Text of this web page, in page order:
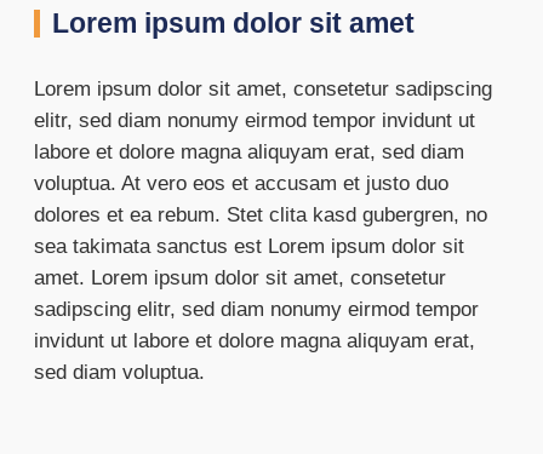
Lorem ipsum dolor sit amet
Lorem ipsum dolor sit amet, consetetur sadipscing
elitr, sed diam nonumy eirmod tempor invidunt ut
labore et dolore magna aliquyam erat, sed diam
voluptua. At vero eos et accusam et justo duo
dolores et ea rebum. Stet clita kasd gubergren, no
sea takimata sanctus est Lorem ipsum dolor sit
amet. Lorem ipsum dolor sit amet, consetetur
sadipscing elitr, sed diam nonumy eirmod tempor
invidunt ut labore et dolore magna aliquyam erat,
sed diam voluptua.